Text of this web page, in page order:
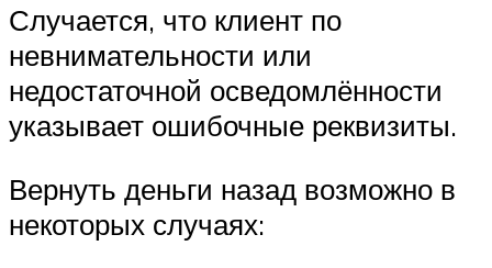
Случается, что клиент по
невнимательности или
недостаточной осведомлённости
указывает ошибочные реквизиты.
Вернуть деньги назад возможно в
некоторых случаях: